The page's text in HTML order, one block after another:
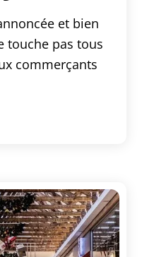
et bien
touche pas tous
commerçants